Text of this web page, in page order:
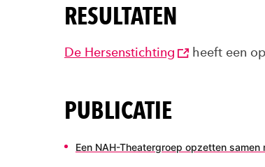
RESULTATEN
De Hersenstichting heeft een
PUBLICATIE
Een NAH-Theatergroep opzetten